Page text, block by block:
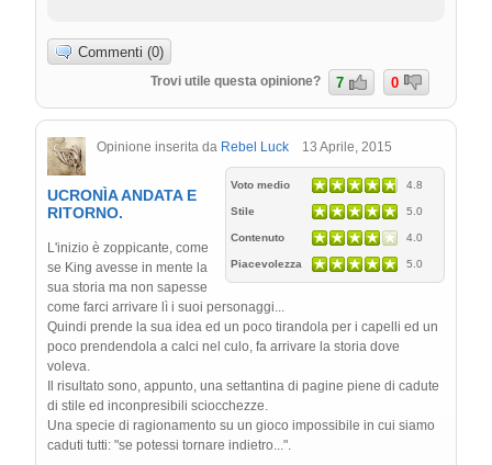
Commenti (0)
Trovi utile questa opinione? 7 0
Opinione inserita da Rebel Luck 13 Aprile, 2015
Voto medio 4.8
Stile 5.0
Contenuto 4.0
Piacevolezza 5.0
UCRONÌA ANDATA E
RITORNO.
L'inizio è zoppicante, come
se King avesse in mente la
sua storia ma non sapesse
come farci arrivare lì i suoi personaggi...
Quindi prende la sua idea ed un poco tirandola per i capelli ed un
poco prendendola a calci nel culo, fa arrivare la storia dove
voleva.
Il risultato sono, appunto, una settantina di pagine piene di cadute
di stile ed inconpresibili sciocchezze.
Una specie di ragionamento su un gioco impossibile in cui siamo
caduti tutti: "se potessi tornare indietro...".